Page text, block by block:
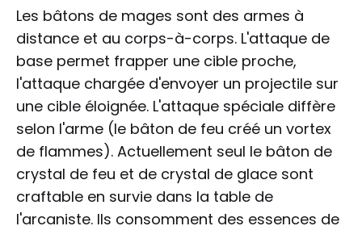
Les bâtons de mages sont des armes à
distance et au corps-à-corps. L'attaque de
base permet frapper une cible proche,
l'attaque chargée d'envoyer un projectile sur
une cible éloignée. L'attaque spéciale diffère
selon l'arme (le bâton de feu créé un vortex
de flammes). Actuellement seul le bâton de
crystal de feu et de crystal de glace sont
craftable en survie dans la table de
l'arcaniste. Ils consomment des essences de